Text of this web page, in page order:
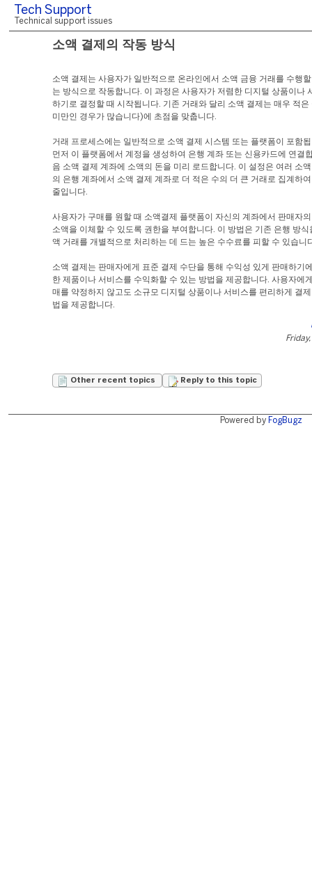
Tech Support
Technical support issues
소액 결제의 작동 방식
소액 결제는 사용자가 일반적으로 온라인에서 소액 금융 거래를 수행
는 방식으로 작동합니다. 이 과정은 사용자가 저렴한 디지털 상품이나
하기로 결정할 때 시작됩니다. 기존 거래와 달리 소액 결제는 매우 적은
미만인 경우가 많습니다)에 초점을 맞춥니다.
거래 프로세스에는 일반적으로 소액 결제 시스템 또는 플랫폼이 포함
먼저 이 플랫폼에서 계정을 생성하여 은행 계좌 또는 신용카드에 연결
음 소액 결제 계좌에 소액의 돈을 미리 로드합니다. 이 설정은 여러 소
의 은행 계좌에서 소액 결제 계좌로 더 적은 수의 더 큰 거래로 집계하
줄입니다.
사용자가 구매를 원할 때 소액결제 플랫폼이 자신의 계좌에서 판매자
소액을 이체할 수 있도록 권한을 부여합니다. 이 방법은 기존 은행 방식
액 거래를 개별적으로 처리하는 데 드는 높은 수수료를 피할 수 있습니
소액 결제는 판매자에게 표준 결제 수단을 통해 수익성 있게 판매하기
한 제품이나 서비스를 수익화할 수 있는 방법을 제공합니다. 사용자에
매를 약정하지 않고도 소규모 디지털 상품이나 서비스를 편리하게 결
법을 제공합니다.
Other recent topics Reply to this topic
Powered by FogBugz